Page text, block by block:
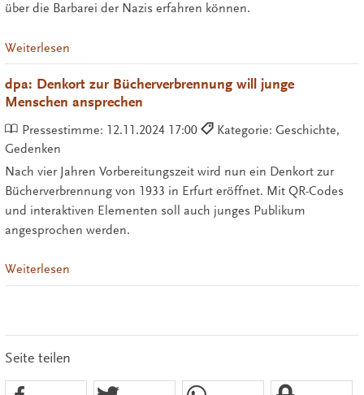
über die Barbarei der Nazis erfahren können.
Weiterlesen
dpa: Denkort zur Bücherverbrennung will junge
Menschen ansprechen
Pressestimme: 12.11.2024 17:00
Kategorie: Geschichte,
Gedenken
Nach vier Jahren Vorbereitungszeit wird nun ein Denkort zur
Bücherverbrennung von 1933 in Erfurt eröffnet. Mit QR-Codes
und interaktiven Elementen soll auch junges Publikum
angesprochen werden.
Weiterlesen
Seite teilen